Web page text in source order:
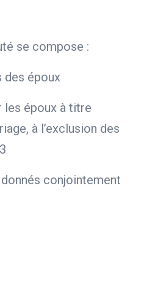
se compose :
des époux
les époux à titre
à l’exclusion des
conjointement